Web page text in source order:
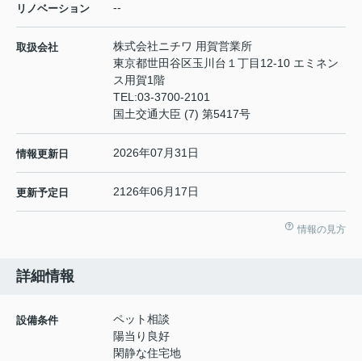
リノベーション --
取扱会社
株式会社ニチワ 用賀営業所
東京都世田谷区玉川台１丁目12-10 エミネン
ス用賀1階
TEL:03-3700-2101
国土交通大臣 (7) 第5417号
情報更新日 2026年07月31日
更新予定日 2126年06月17日
情報の見方
詳細情報
設備条件
ペット相談
陽当り良好
閑静な住宅地